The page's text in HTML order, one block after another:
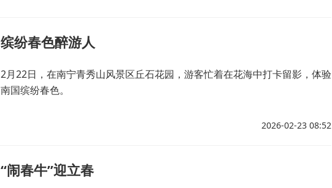
缤纷春色醉游人
2月22日，在南宁青秀山风景区丘石花园，游客忙着在花海中打卡留影，体验
南国缤纷春色。
2026-02-23 08:52
“闹春牛”迎立春